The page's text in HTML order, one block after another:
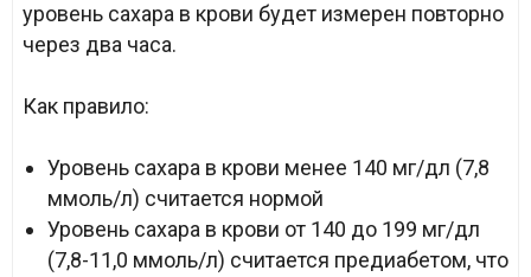
уровень сахара в крови будет измерен повторно
через два часа.
Как правило:
Уровень сахара в крови менее 140 мг/дл (7,8
ммоль/л) считается нормой
Уровень сахара в крови от 140 до 199 мг/дл
(7,8-11,0 ммоль/л) считается предиабетом, что